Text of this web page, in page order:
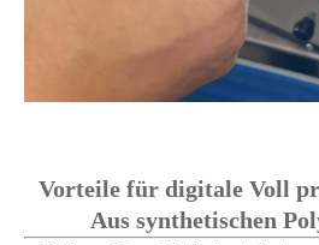
Vorteile für digitale Voll
Aus synthetischen